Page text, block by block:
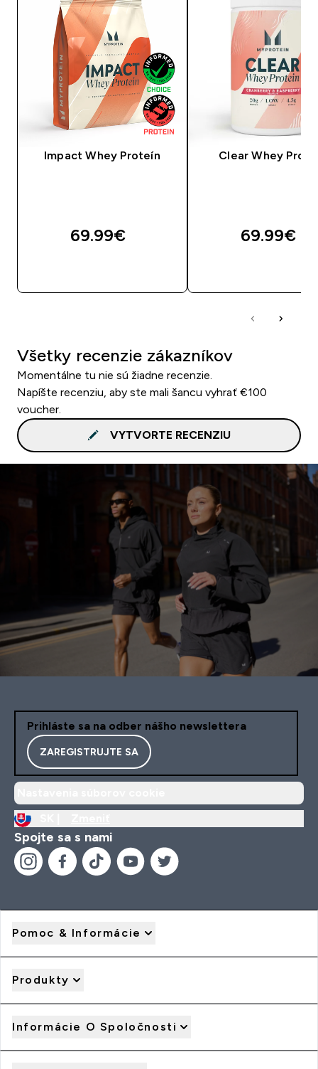
Impact Whey Proteín
69.99€‎
Clear Whey
69.99€‎
Všetky recenzie zákazníkov
Momentálne tu nie sú žiadne recenzie.
Napíšte recenziu, aby ste mali šancu vyhrať €100
voucher.
VYTVORTE RECENZIU
Prihláste sa na odber nášho newslettera
ZAREGISTRUJTE SA
Spojte sa s nami
Pomoc & Informácie
Produkty
Informácie O Spoločnosti